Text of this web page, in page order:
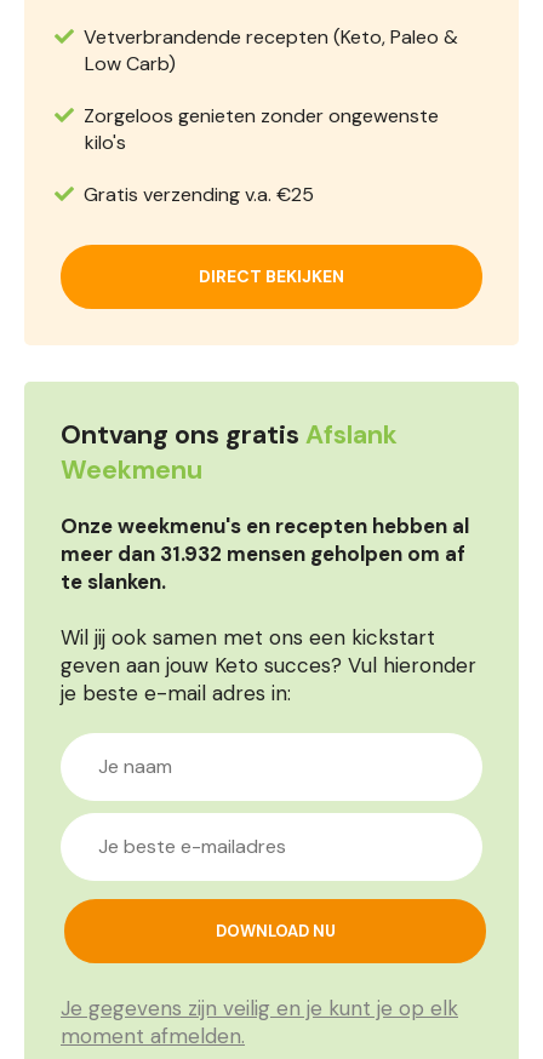
Vetverbrandende recepten (Keto, Paleo &
Low Carb)
Zorgeloos genieten zonder ongewenste
kilo's
Gratis verzending v.a. €25
DIRECT BEKIJKEN
Ontvang ons gratis Afslank
Weekmenu
Onze weekmenu's en recepten hebben al
meer dan 31.932 mensen geholpen om af
te slanken.
Wil jij ook samen met ons een kickstart
geven aan jouw Keto succes? Vul hieronder
je beste e-mail adres in:
Je gegevens zijn veilig en je kunt je op elk
moment afmelden.